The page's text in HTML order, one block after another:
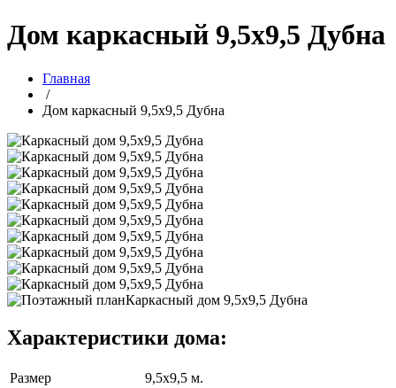
Дом каркасный 9,5х9,5 Дубна
Главная
/
Дом каркасный 9,5х9,5 Дубна
Характеристики дома:
Размер
9,5х9,5 м.